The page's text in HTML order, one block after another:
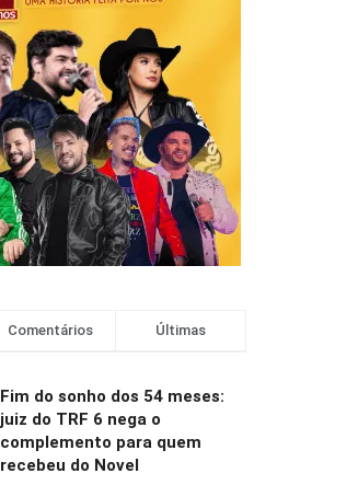
Comentários Últimas
Fim do sonho dos 54 meses:
juiz do TRF 6 nega o
complemento para quem
recebeu do Novel